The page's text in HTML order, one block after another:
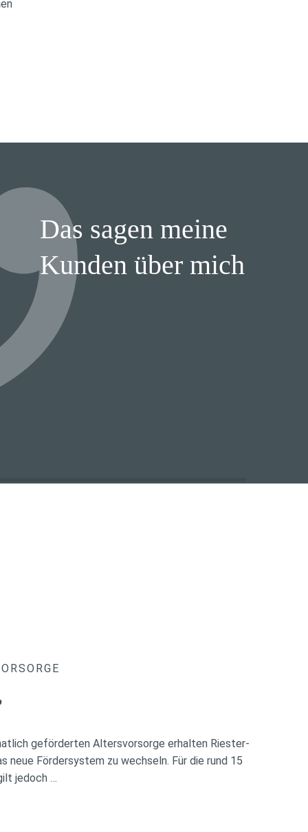
Das sagen meine
Kunden über mich
geförderten Altersvorsorge erhalten Riester-
neue Fördersystem zu wechseln. Für die rund 15
jedoch …